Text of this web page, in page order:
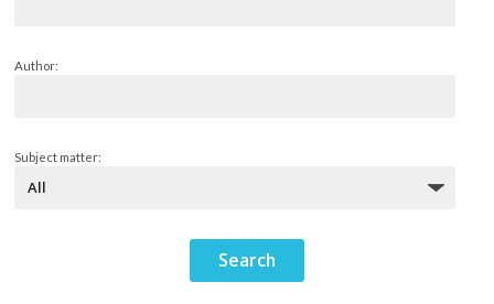
Author:
Subject matter: